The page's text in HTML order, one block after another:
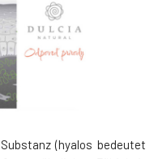
(hyalos bedeutet